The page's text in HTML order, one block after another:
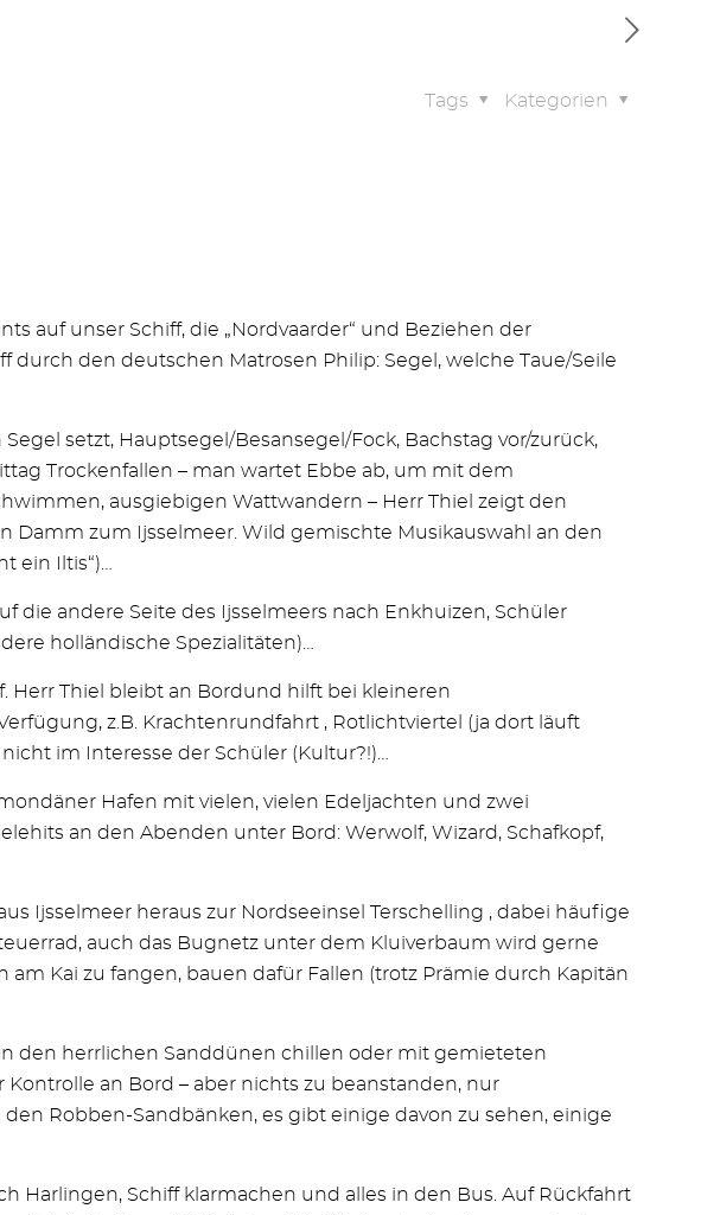
Kategorien
Tags
auf unser Schiff, die „Nordvaarder“ und Beziehen der
den deutschen Matrosen Philip: Segel, welche Taue/Seile
setzt, Hauptsegel/Besansegel/Fock, Bachstag vor/zurück,
Trockenfallen – man wartet Ebbe ab, um mit dem
ausgiebigen Wattwandern – Herr Thiel zeigt den
Damm zum Ijsselmeer. Wild gemischte Musikauswahl an den
ein Iltis“)…
die andere Seite des Ijsselmeers nach Enkhuizen, Schüler
holländische Spezialitäten)…
Herr Thiel bleibt an Bordund hilft bei kleineren
z.B. Krachtenrundfahrt , Rotlichtviertel (ja dort läuft
im Interesse der Schüler (Kultur?!)…
Hafen mit vielen, vielen Edeljachten und zwei
an den Abenden unter Bord: Werwolf, Wizard, Schafkopf,
Ijsselmeer heraus zur Nordseeinsel Terschelling , dabei häufige
auch das Bugnetz unter dem Kluiverbaum wird gerne
Kai zu fangen, bauen dafür Fallen (trotz Prämie durch Kapitän
den herrlichen Sanddünen chillen oder mit gemieteten
an Bord – aber nichts zu beanstanden, nur
Robben-Sandbänken, es gibt einige davon zu sehen, einige
Harlingen, Schiff klarmachen und alles in den Bus. Auf Rückfahrt